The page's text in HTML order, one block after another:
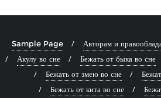
Sample Page Авторам и
Акулу во сне
Бежать от быка во сне
Бежать от змею во сне
Бежать от кита во сне